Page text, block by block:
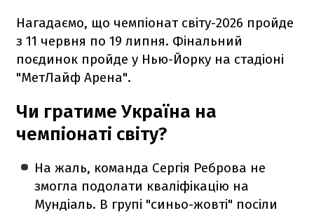
Нагадаємо, що чемпіонат світу-2026 пройде
з 11 червня по 19 липня. Фінальний
поєдинок пройде у Нью-Йорку на стадіоні
"МетЛайф Арена".
Чи гратиме Україна на
чемпіонаті світу?
На жаль, команда Сергія Реброва не
змогла подолати кваліфікацію на
Мундіаль. В групі "синьо-жовті" посіли